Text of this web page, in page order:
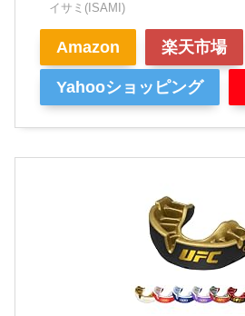
イサミ(ISAMI)
Amazon 楽天市場
Yahooショッピング